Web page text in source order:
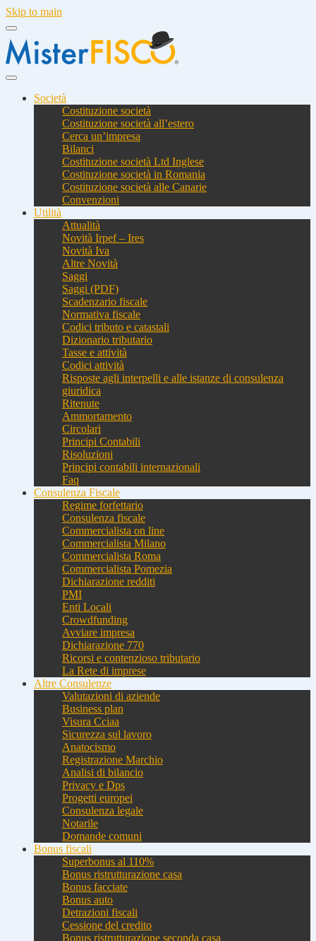
Skip to main
Società
Costituzione società
Costituzione società all’estero
Cerca un’impresa
Bilanci
Costituzione società Ltd Inglese
Costituzione società in Romania
Costituzione società alle Canarie
Convenzioni
Utilità
Attualità
Novità Irpef – Ires
Novità Iva
Altre Novità
Saggi
Saggi (PDF)
Scadenzario fiscale
Normativa fiscale
Codici tributo e catastali
Dizionario tributario
Tasse e attività
Codici attività
Risposte agli interpelli e alle istanze di consulenza
giuridica
Ritenute
Ammortamento
Circolari
Principi Contabili
Risoluzioni
Principi contabili internazionali
Faq
Consulenza Fiscale
Regime forfettario
Consulenza fiscale
Commercialista on line
Commercialista Milano
Commercialista Roma
Commercialista Pomezia
Dichiarazione redditi
PMI
Enti Locali
Crowdfunding
Avviare impresa
Dichiarazione 770
Ricorsi e contenzioso tributario
La Rete di imprese
Altre Consulenze
Valutazioni di aziende
Business plan
Visura Cciaa
Sicurezza sul lavoro
Anatocismo
Registrazione Marchio
Analisi di bilancio
Privacy e Dps
Progetti europei
Consulenza legale
Notarile
Domande comuni
Bonus fiscali
Superbonus al 110%
Bonus ristrutturazione casa
Bonus facciate
Bonus auto
Detrazioni fiscali
Cessione del credito
Bonus ristrutturazione seconda casa